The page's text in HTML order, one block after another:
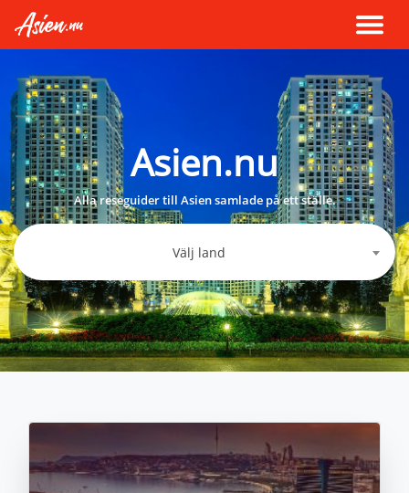
Asien.nu
Alla reseguider till Asien samlade på ett ställe.
Välj land